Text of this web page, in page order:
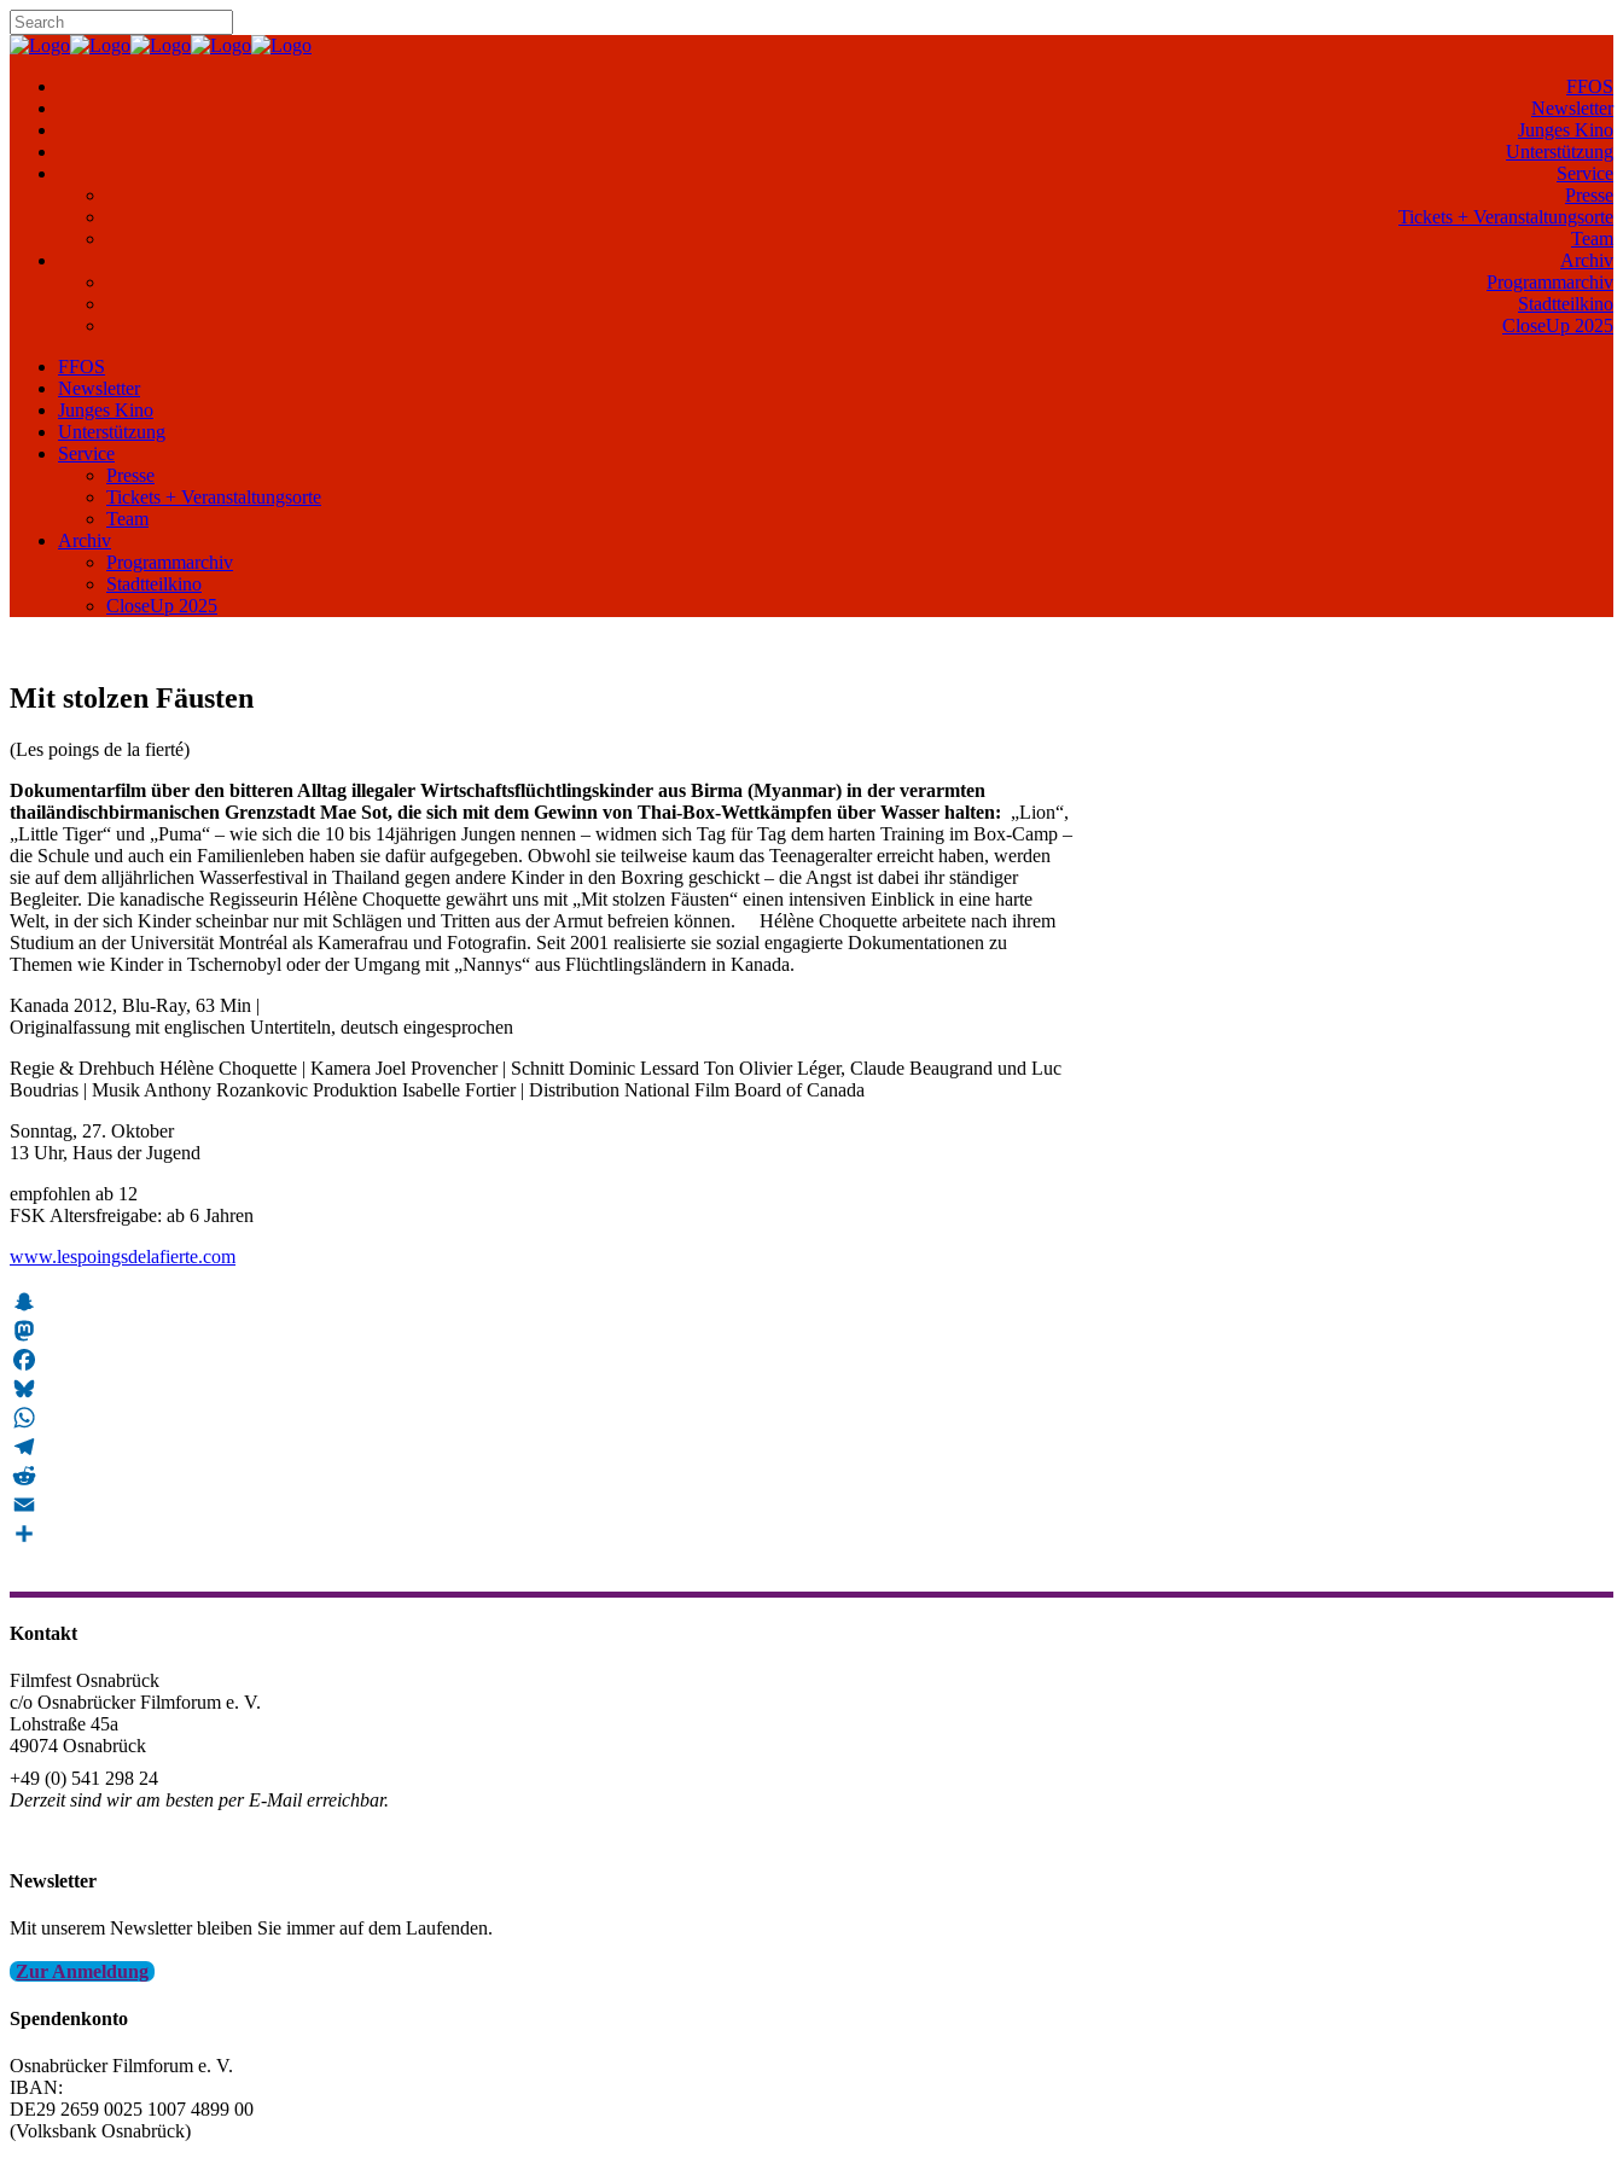
FFOS
Newsletter
Junges Kino
Unterstützung
Service
Presse
Tickets + Veranstaltungsorte
Team
Archiv
Programmarchiv
Stadtteilkino
CloseUp 2025
FFOS
Newsletter
Junges Kino
Unterstützung
Service
Presse
Tickets + Veranstaltungsorte
Team
Archiv
Programmarchiv
Stadtteilkino
CloseUp 2025
Mit stolzen Fäusten
(Les poings de la fierté)
Dokumentarfilm über den bitteren Alltag illegaler Wirtschaftsflüchtlingskinder aus Birma (Myanmar) in der verarmten
thailändischbirmanischen Grenzstadt Mae Sot, die sich mit dem Gewinn von Thai-Box-Wettkämpfen über Wasser halten: „Lion“,
„Little Tiger“ und „Puma“ – wie sich die 10 bis 14jährigen Jungen nennen – widmen sich Tag für Tag dem harten Training im Box-Camp –
die Schule und auch ein Familienleben haben sie dafür aufgegeben. Obwohl sie teilweise kaum das Teenageralter erreicht haben, werden
sie auf dem alljährlichen Wasserfestival in Thailand gegen andere Kinder in den Boxring geschickt – die Angst ist dabei ihr ständiger
Begleiter. Die kanadische Regisseurin Hélène Choquette gewährt uns mit „Mit stolzen Fäusten“ einen intensiven Einblick in eine harte
Welt, in der sich Kinder scheinbar nur mit Schlägen und Tritten aus der Armut befreien können. Hélène Choquette arbeitete nach ihrem
Studium an der Universität Montréal als Kamerafrau und Fotografin. Seit 2001 realisierte sie sozial engagierte Dokumentationen zu
Themen wie Kinder in Tschernobyl oder der Umgang mit „Nannys“ aus Flüchtlingsländern in Kanada.
Kanada 2012, Blu-Ray, 63 Min |
Originalfassung mit englischen Untertiteln, deutsch eingesprochen
Regie & Drehbuch Hélène Choquette | Kamera Joel Provencher | Schnitt Dominic Lessard Ton Olivier Léger, Claude Beaugrand und Luc
Boudrias | Musik Anthony Rozankovic Produktion Isabelle Fortier | Distribution National Film Board of Canada
Sonntag, 27. Oktober
13 Uhr, Haus der Jugend
empfohlen ab 12
FSK Altersfreigabe: ab 6 Jahren
www.lespoingsdelafierte.com
Snapchat
Mastodon
Facebook
Bluesky
WhatsApp
Telegram
Reddit
Email
Kontakt
Filmfest Osnabrück
c/o Osnabrücker Filmforum e. V.
Lohstraße 45a
49074 Osnabrück
+49 (0) 541 298 24
Derzeit sind wir am besten per E-Mail erreichbar.
Newsletter
Mit unserem Newsletter bleiben Sie immer auf dem Laufenden.
Zur Anmeldung
Spendenkonto
Osnabrücker Filmforum e. V.
IBAN:
DE29 2659 0025 1007 4899 00
(Volksbank Osnabrück)